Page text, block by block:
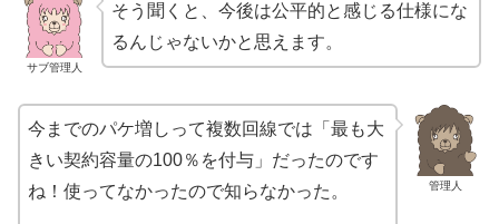
サブ管理人
そう聞くと、今後は公平的と感じる仕様にな
るんじゃないかと思えます。
管理人
今までのパケ増しって複数回線では「最も大
きい契約容量の100％を付与」だったのです
ね！使ってなかったので知らなかった。